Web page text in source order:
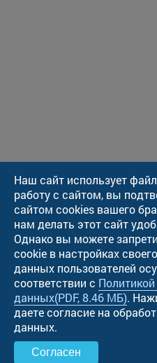
Наш сайт использует
работу с сайтом, вы
сайтом cookies вашего
нам делать этот сайт
Однако вы можете
cookie в настройках
данных пользователей
соответствии с
данных(PDF, 8.46 МБ).
даете согласие на
данных.
Согласен